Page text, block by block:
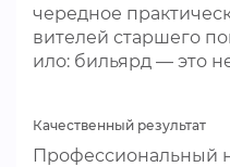
чередное
вителей старшего
ило: бильярд — это
Качественный результат
Профессиональный